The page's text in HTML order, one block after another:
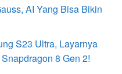
AI Yang Bisa Bikin
S23 Ultra, Layarnya
8 Gen 2!